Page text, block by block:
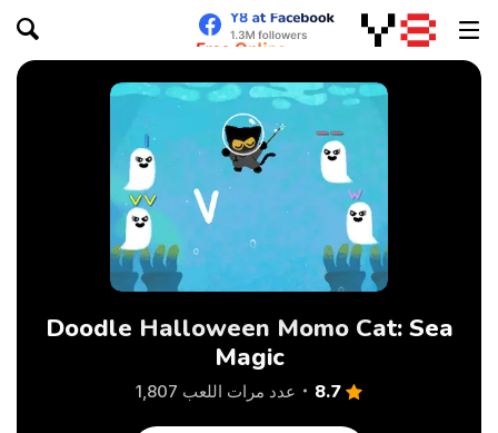
Doodle Halloween Momo Cat: Sea
Magic
8.7 عدد مرات اللعب 1,807